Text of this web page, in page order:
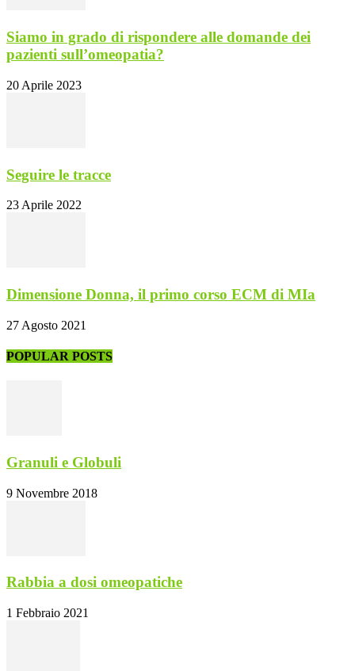
Siamo in grado di rispondere alle domande dei
pazienti sull’omeopatia?
20 Aprile 2023
Seguire le tracce
23 Aprile 2022
Dimensione Donna, il primo corso ECM di MIa
27 Agosto 2021
POPULAR POSTS
Granuli e Globuli
9 Novembre 2018
Rabbia a dosi omeopatiche
1 Febbraio 2021